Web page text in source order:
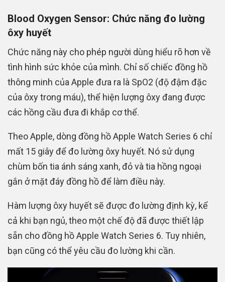
Blood Oxygen Sensor: Chức năng đo lường
ôxy huyết
Chức năng này cho phép người dùng hiểu rõ hơn về
tình hình sức khỏe của mình. Chỉ số chiếc đồng hồ
thông minh của Apple đưa ra là SpO2 (độ đậm đặc
của ôxy trong máu), thể hiện lượng ôxy đang được
các hồng cầu đưa đi khắp cơ thể.
Theo Apple, dòng đồng hồ Apple Watch Series 6 chỉ
mất 15 giây để đo lường ôxy huyết. Nó sử dụng
chùm bốn tia ánh sáng xanh, đỏ và tia hồng ngoại
gắn ở mặt đáy đồng hồ để làm điều này.
Hàm lượng ôxy huyết sẽ được đo lường định kỳ, kể
cả khi bạn ngủ, theo một chế độ đã được thiết lập
sẵn cho đồng hồ Apple Watch Series 6. Tuy nhiên,
bạn cũng có thể yêu cầu đo lường khi cần.